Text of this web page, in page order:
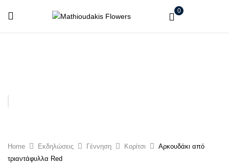
0
Home Εκδηλώσεις Γέννηση Κορίτσι
Αρκουδάκι από
τριαντάφυλλα Red